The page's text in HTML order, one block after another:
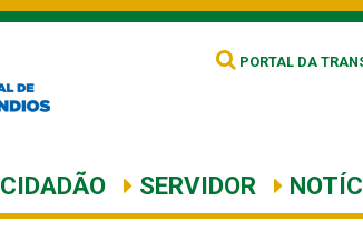
PORTAL DA
CIDADÃO SERVIDOR